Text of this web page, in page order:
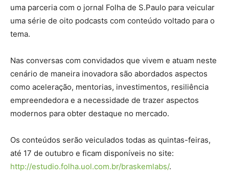
uma parceria com o jornal Folha de S.Paulo para veicular
uma série de oito podcasts com conteúdo voltado para o
tema.
Nas conversas com convidados que vivem e atuam neste
cenário de maneira inovadora são abordados aspectos
como aceleração, mentorias, investimentos, resiliência
empreendedora e a necessidade de trazer aspectos
modernos para obter destaque no mercado.
Os conteúdos serão veiculados todas as quintas-feiras,
até 17 de outubro e ficam disponíveis no site:
http://estudio.folha.uol.com.br/braskemlabs/.